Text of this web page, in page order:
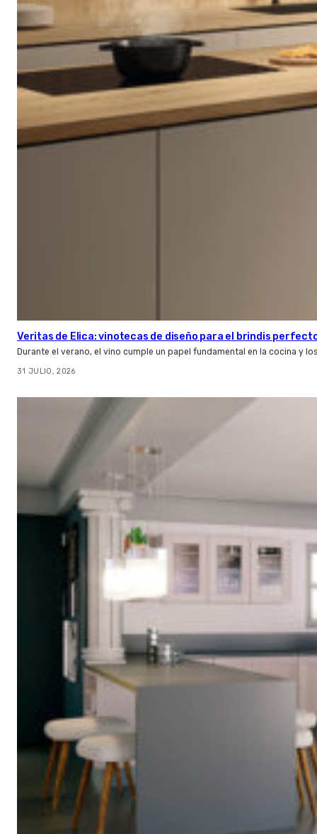
Veritas de Elica: vinotecas de diseño para el brindis
Durante el verano, el vino cumple un papel fundamental en la cocina y
31 JULIO, 2026